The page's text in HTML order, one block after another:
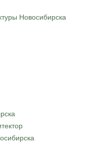
Новосибирска